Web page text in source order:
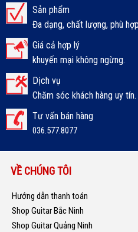
Sản phẩm
Đa dạng, chất lượng, phù
Giá cả hợp lý
khuyến mại không ngừng.
Dịch vụ
Chăm sóc khách hàng uy tín.
Tư vấn bán hàng
036.577.8077
VỀ CHÚNG TÔI
Hướng dẫn thanh toán
Shop Guitar Bắc Ninh
Shop Guitar Quảng Ninh